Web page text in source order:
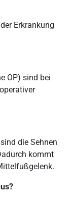
Erkrankung
OP) sind bei
die Sehnen
kommt